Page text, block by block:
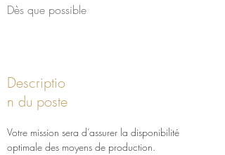
Dès que possible
Descriptio
n du poste
Votre mission sera d’assurer la disponibilité
optimale des moyens de production.